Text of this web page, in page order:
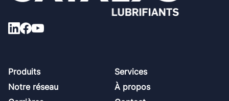
Footer
Produits
Services
Notre réseau
À propos